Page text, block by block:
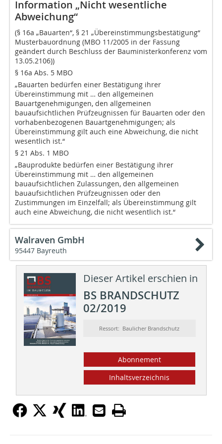
Information „Nicht wesentliche
Abweichung“
(§ 16a „Bauarten“, § 21 „Übereinstimmungsbestätigung“
Musterbauordnung (MBO 11/2005 in der Fassung
geändert durch Beschluss der Bauministerkonferenz vom
13.05.2106))
§ 16a Abs. 5 MBO
„Bauarten bedürfen einer Bestätigung ihrer
Übereinstimmung mit … den allgemeinen
Bauartgenehmigungen, den allgemeinen
bauaufsichtlichen Prüfzeugnissen für Bauarten oder den
vorhabenbezogenen Bauartgenehmigungen; als
Übereinstimmung gilt auch eine Abweichung, die nicht
wesentlich ist.“
§ 21 Abs. 1 MBO
„Bauprodukte bedürfen einer Bestätigung ihrer
Übereinstimmung mit … den allgemeinen
bauaufsichtlichen Zulassungen, den allgemeinen
bauaufsichtlichen Prüfzeugnissen oder den
Zustimmungen im Einzelfall; als Übereinstimmung gilt
auch eine Abweichung, die nicht wesentlich ist.“
Walraven GmbH
95447 Bayreuth
Dieser Artikel erschien in
BS BRANDSCHUTZ
02/2019
Ressort: Baulicher Brandschutz
Abonnement
Inhaltsverzeichnis